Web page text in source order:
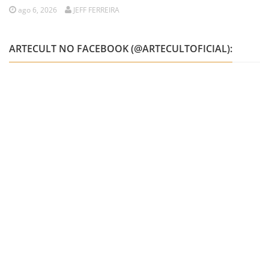
ago 6, 2026 JEFF FERREIRA
ARTECULT NO FACEBOOK (@ARTECULTOFICIAL):